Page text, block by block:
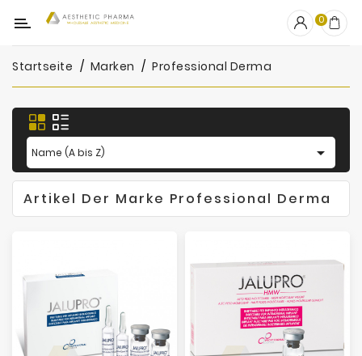
Kategorie
OUTLET
Fillers
Biostimulatoren
Mesotherapie
Peelings
Skincare
Zubehör
Hersteller
0
Startseite Marken Professional Derma
Name (A bis Z) 
Artikel Der Marke Professional Derma